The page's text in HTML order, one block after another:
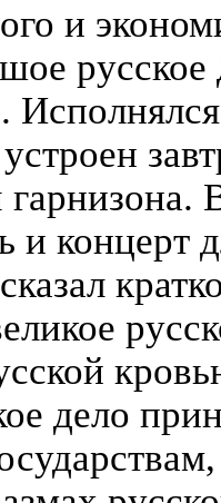
и
русское
и концерт
дело